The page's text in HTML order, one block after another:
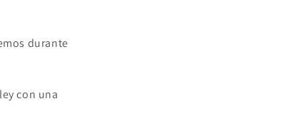
durante
con una